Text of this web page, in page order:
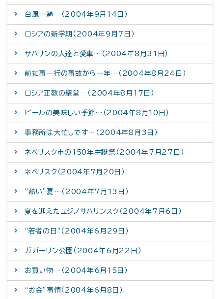
台風一過…（2004年9月14日）
ロシアの新学期（2004年9月7日）
サハリンの人達と愛車…（2004年8月31日）
前知事一行の事故から一年…（2004年8月24日）
ロシア正教の聖堂…（2004年8月17日）
ビールの美味しい季節…（2004年8月10日）
事務所は大忙しです…（2004年8月3日）
ネベリスク市の150年生誕祭（2004年7月27日）
ネベリスク（2004年7月20日）
“熱い”夏…（2004年7月13日）
夏を迎えたユジノサハリンスク（2004年7月6日）
“若者の日”（2004年6月29日）
ガガーリン公園（2004年6月22日）
お買い物…（2004年6月15日）
“お金”事情（2004年6月8日）